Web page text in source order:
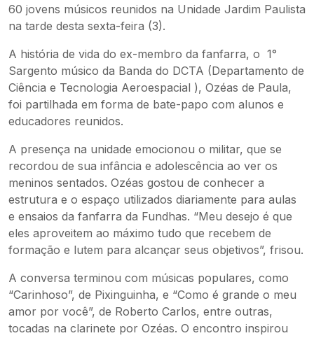
60 jovens músicos reunidos na Unidade Jardim Paulista
na tarde desta sexta-feira (3).
A história de vida do ex-membro da fanfarra, o 1°
Sargento músico da Banda do DCTA (Departamento de
Ciência e Tecnologia Aeroespacial ), Ozéas de Paula,
foi partilhada em forma de bate-papo com alunos e
educadores reunidos.
A presença na unidade emocionou o militar, que se
recordou de sua infância e adolescência ao ver os
meninos sentados. Ozéas gostou de conhecer a
estrutura e o espaço utilizados diariamente para aulas
e ensaios da fanfarra da Fundhas. “Meu desejo é que
eles aproveitem ao máximo tudo que recebem de
formação e lutem para alcançar seus objetivos”, frisou.
A conversa terminou com músicas populares, como
“Carinhoso”, de Pixinguinha, e “Como é grande o meu
amor por você”, de Roberto Carlos, entre outras,
tocadas na clarinete por Ozéas. O encontro inspirou